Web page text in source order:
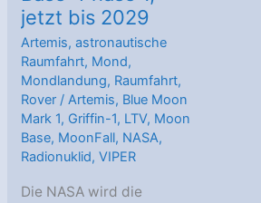
jetzt bis 2029
Artemis,astronautische
Raumfahrt, Mond,
Mondlandung, Raumfahrt,
Rover /Artemis, Blue Moon
Mark 1, Griffin-1, LTV, Moon
Base, MoonFall, NASA,
Radionuklid,VIPER
Die NASA wird die